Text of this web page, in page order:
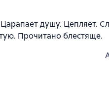
душу. Цепляет.
Прочитано блестяще.